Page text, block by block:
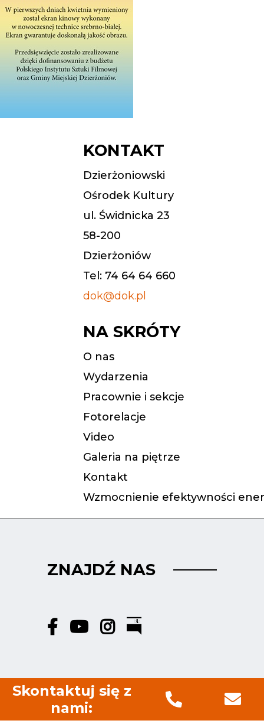
KONTAKT
Dzierżoniowski
Ośrodek Kultury
ul. Świdnicka 23
58-200
Dzierżoniów
Tel: 74 64 64 660
dok@dok.pl
NA SKRÓTY
O nas
Wydarzenia
Pracownie i sekcje
Fotorelacje
Video
Galeria na piętrze
Kontakt
Wzmocnienie efektywności
ZNAJDŹ NAS
Skontaktuj się z
nami: